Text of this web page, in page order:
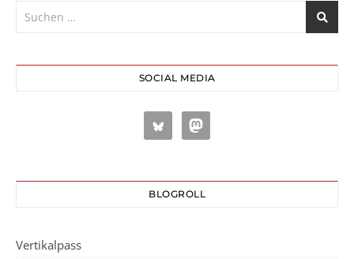
SOCIAL MEDIA
BLOGROLL
Vertikalpass